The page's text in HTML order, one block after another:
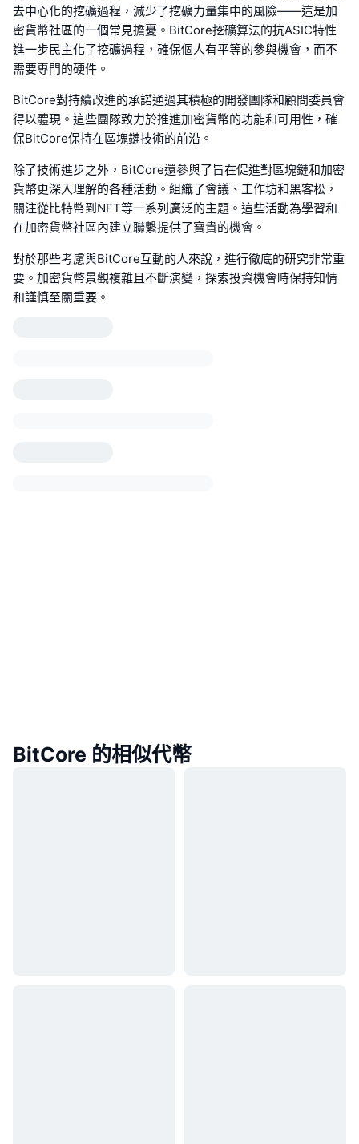
去中心化的挖礦過程，減少了挖礦力量集中的風險——這是加
密貨幣社區的一個常見擔憂。BitCore挖礦算法的抗ASIC特性
進一步民主化了挖礦過程，確保個人有平等的參與機會，而不
需要專門的硬件。
BitCore對持續改進的承諾通過其積極的開發團隊和顧問委員會
得以體現。這些團隊致力於推進加密貨幣的功能和可用性，確
保BitCore保持在區塊鏈技術的前沿。
除了技術進步之外，BitCore還參與了旨在促進對區塊鏈和加密
貨幣更深入理解的各種活動。組織了會議、工作坊和黑客松，
關注從比特幣到NFT等一系列廣泛的主題。這些活動為學習和
在加密貨幣社區內建立聯繫提供了寶貴的機會。
對於那些考慮與BitCore互動的人來說，進行徹底的研究非常重
要。加密貨幣景觀複雜且不斷演變，探索投資機會時保持知情
和謹慎至關重要。
BitCore 的相似代幣